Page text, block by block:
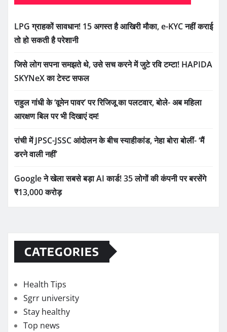
LPG ग्राहकों सावधान! 15 अगस्त है आखिरी मौका, e-KYC नहीं कराई
तो हो सकती है परेशानी
जिसे लोग सपना समझते थे, उसे सच करने में जुटे रवि टम्टा! HAPIDA
SKYNeX का टेस्ट सफल
राहुल गांधी के ‘वूमेन पावर’ पर रिजिजू का पलटवार, बोले- अब महिला
आरक्षण बिल पर भी दिखाएं दम!
रांची में JPSC-JSSC आंदोलन के बीच स्याहीकांड, नेहा बोरा बोलीं- ‘मैं
डरने वाली नहीं’
Google ने खेला सबसे बड़ा AI कार्ड! 35 लोगों की कंपनी पर बरसेंगे
₹13,000 करोड़
CATEGORIES
Health Tips
Sgrr university
Stay healthy
Top news